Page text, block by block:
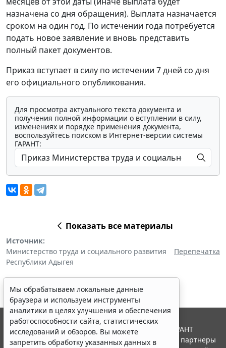
назначена со дня обращения). Выплата назначается
сроком на один год. По истечении года потребуется
подать новое заявление и вновь представить
полный пакет документов.
Приказ вступает в силу по истечении 7 дней со дня
его официального опубликования.
Для просмотра актуального текста документа и
получения полной информации о вступлении в силу,
изменениях и порядке применения документа,
воспользуйтесь поиском в Интернет-версии системы
ГАРАНТ:
Показать все материалы
Источник:
Министерство труда и социального развития
Республики Адыгея
Перепечатка
Мы обрабатываем локальные данные
браузера и используем инструменты
аналитики в целях улучшения и обеспечения
работоспособности сайта, статистических
исследований и обзоров. Вы можете
запретить обработку указанных данных в
© ООО "НПП "ГАРАНТ-СЕРВИС", 2026. Система ГАРАНТ
выпускается с 1990 года. Компания "Гарант" и ее партнеры